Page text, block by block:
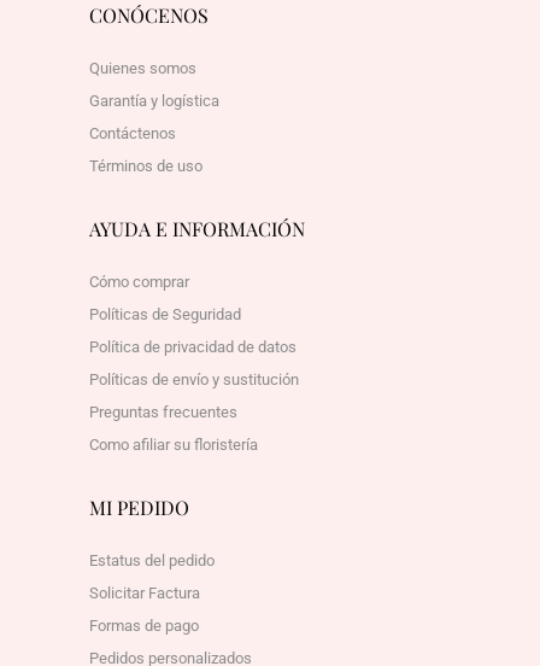
CONÓCENOS
Quienes somos
Garantía y logística
Contáctenos
Términos de uso
AYUDA E INFORMACIÓN
Cómo comprar
Políticas de Seguridad
Política de privacidad de datos
Políticas de envío y sustitución
Preguntas frecuentes
Como afiliar su floristería
MI PEDIDO
Estatus del pedido
Solicitar Factura
Formas de pago
Pedidos personalizados